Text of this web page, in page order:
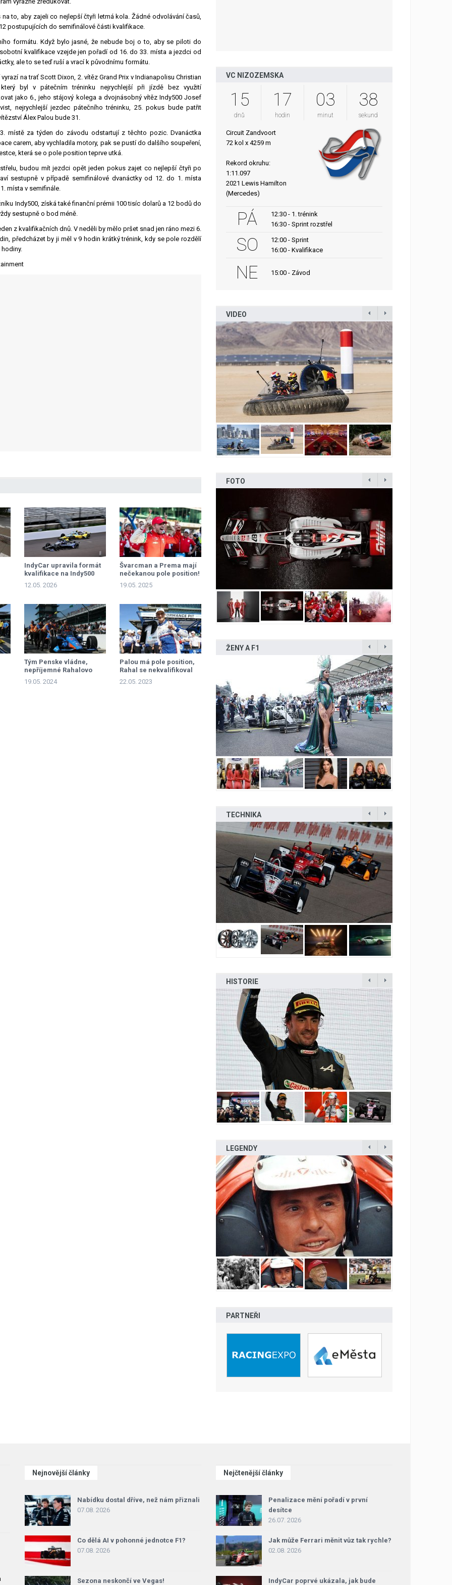
to, aby zajeli co nejlepší čtyři letmá kola. Žádné odvolávání časů,
postupujících do semifinálové části kvalifikace.
formátu. Když bylo jasné, že nebude boj o to, aby se piloti do
kvalifikace vzejde jen pořadí od 16. do 33. místa a jezdci od
ale to se teď ruší a vrací k původnímu formátu.
na trať Scott Dixon, 2. vítěz Grand Prix v Indianapolisu Christian
který byl v pátečním tréninku nejrychlejší při jízdě bez využití
jako 6., jeho stájový kolega a dvojnásobný vítěz Indy500 Josef
nejrychlejší jezdec pátečního tréninku, 25. pokus bude patřit
Álex Palou bude 31.
místě za týden do závodu odstartují z těchto pozic. Dvanáctka
carem, aby vychladila motory, pak se pustí do dalšího soupeření,
která se o pole position teprve utká.
budou mít jezdci opět jeden pokus zajet co nejlepší čtyři po
sestupně v případě semifinálové dvanáctky od 12. do 1. místa
místa v semifinále.
Indy500, získá také finanční prémii 100 tisíc dolarů a 12 bodů do
sestupně o bod méně.
z kvalifikačních dnů. V neděli by mělo pršet snad jen ráno mezi 6.
předcházet by ji měl v 9 hodin krátký trénink, kdy se pole rozdělí
IndyCar upravila formát
kvalifikace na Indy500
12.05. 2026
Švarcman a Prema mají
nečekanou pole position!
19.05. 2025
Tým Penske vládne,
nepříjemné Rahalovo
deja vu
19.05. 2024
Palou má pole position,
Rahal se nekvalifikoval
22.05. 2023
VC NIZOZEMSKA
15
dnů
17
hodin
03
minut
37
sekund
Circuit Zandvoort
72 kol x 4259 m
Rekord okruhu:
1:11.097
2021 Lewis Hamilton
(Mercedes)
PÁ
12:30 - 1. trénink
16:30 - Sprint rozstřel
SO
12:00 - Sprint
16:00 - Kvalifikace
NE 15:00 - Závod
VIDEO
FOTO
ŽENY A F1
TECHNIKA
HISTORIE
LEGENDY
PARTNEŘI
Nejnovější články
Nabídku dostal dříve, než nám přiznali
07.08. 2026
Co dělá AI v pohonné jednotce F1?
07.08. 2026
Sezona neskončí ve Vegas!
Nejčtenější články
Penalizace mění pořadí v první
desítce
26.07. 2026
Jak může Ferrari měnit vůz tak rychle?
02.08. 2026
IndyCar poprvé ukázala, jak bude